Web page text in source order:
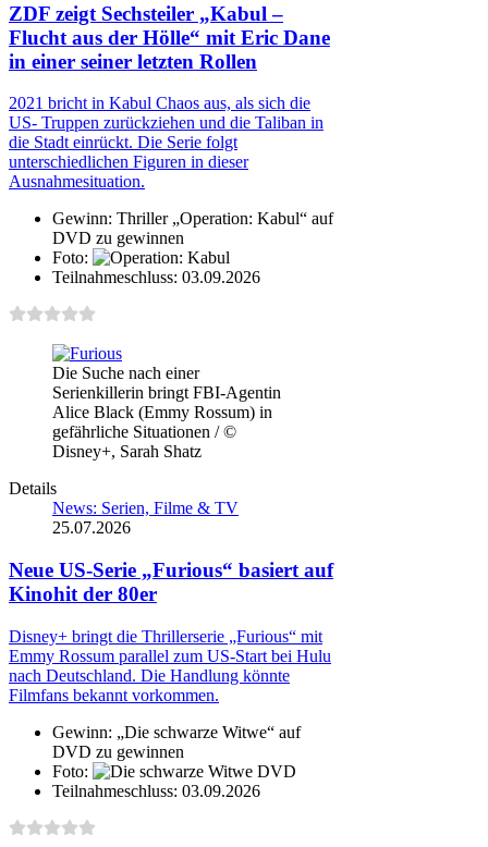
ZDF zeigt Sechsteiler „Kabul –
Flucht aus der Hölle“ mit Eric Dane
in einer seiner letzten Rollen
2021 bricht in Kabul Chaos aus, als sich die
US- Truppen zurückziehen und die Taliban in
die Stadt einrückt. Die Serie folgt
unterschiedlichen Figuren in dieser
Ausnahmesituation.
Gewinn: Thriller „Operation: Kabul“ auf
DVD zu gewinnen
Foto:
Teilnahmeschluss: 03.09.2026
Die Suche nach einer
Serienkillerin bringt FBI-Agentin
Alice Black (Emmy Rossum) in
gefährliche Situationen / ©
Disney+, Sarah Shatz
Details
News: Serien, Filme & TV
25.07.2026
Neue US-Serie „Furious“ basiert auf
Kinohit der 80er
Disney+ bringt die Thrillerserie „Furious“ mit
Emmy Rossum parallel zum US-Start bei Hulu
nach Deutschland. Die Handlung könnte
Filmfans bekannt vorkommen.
Gewinn: „Die schwarze Witwe“ auf
DVD zu gewinnen
Foto:
Teilnahmeschluss: 03.09.2026